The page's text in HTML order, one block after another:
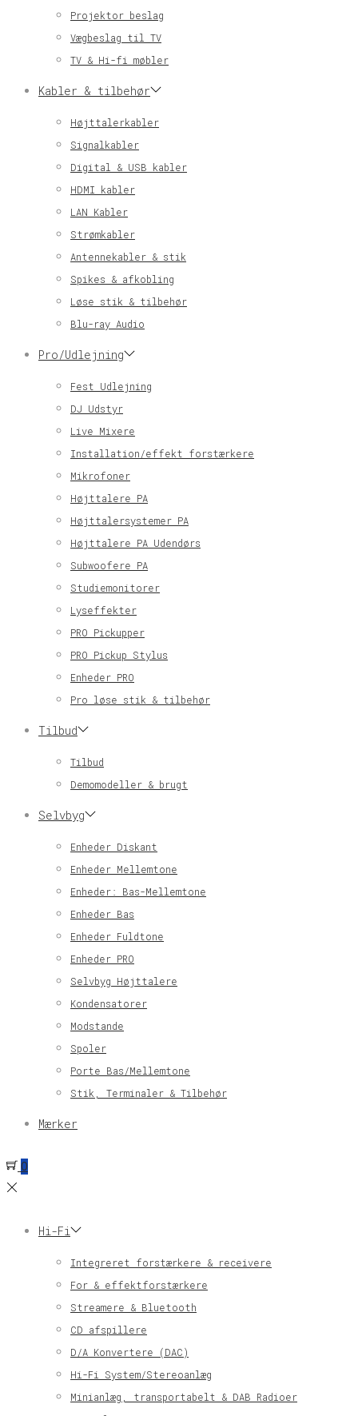
Projektor beslag
Vægbeslag til TV
TV & Hi-fi møbler
Kabler & tilbehør
Højttalerkabler
Signalkabler
Digital & USB kabler
HDMI kabler
LAN Kabler
Strømkabler
Antennekabler & stik
Spikes & afkobling
Løse stik & tilbehør
Blu-ray Audio
Pro/Udlejning
Fest Udlejning
DJ Udstyr
Live Mixere
Installation/effekt forstærkere
Mikrofoner
Højttalere PA
Højttalersystemer PA
Højttalere PA Udendørs
Subwoofere PA
Studiemonitorer
Lyseffekter
PRO Pickupper
PRO Pickup Stylus
Enheder PRO
Pro løse stik & tilbehør
Tilbud
Tilbud
Demomodeller & brugt
Selvbyg
Enheder Diskant
Enheder Mellemtone
Enheder: Bas-Mellemtone
Enheder Bas
Enheder Fuldtone
Enheder PRO
Selvbyg Højttalere
Kondensatorer
Modstande
Spoler
Porte Bas/Mellemtone
Stik, Terminaler & Tilbehør
Mærker
0
Hi-Fi
Integreret forstærkere & receivere
For & effektforstærkere
Streamere & Bluetooth
CD afspillere
D/A Konvertere (DAC)
Hi-Fi System/Stereoanlæg
Minianlæg, transportabelt & DAB Radioer